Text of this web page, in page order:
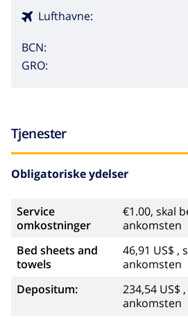
Lufthavne:
BCN:
GRO:
Tjenester
Obligatoriske ydelser
Service
omkostninger
€1.00, skal
ankomsten
Bed sheets and
towels
46,91 US$ ,
ankomsten
Depositum:
234,54 US$
ankomsten